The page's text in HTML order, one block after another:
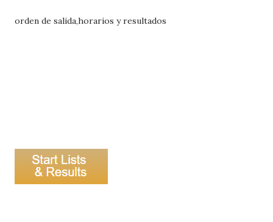
orden de salida,horarios y resultados